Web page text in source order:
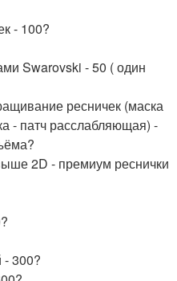
- 100?
Swarovski - 50 ( один
ресничек (маска
- патч расслабляющая) -
2D - премиум реснички
300?